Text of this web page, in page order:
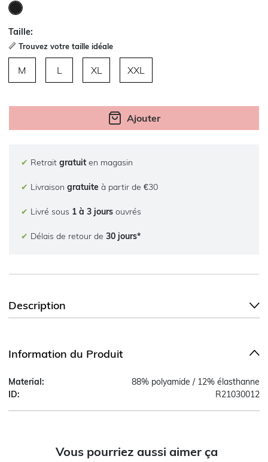
Taille:
Trouvez votre taille idéale
M L XL XXL
Ajouter
✔ Retrait gratuit en magasin
✔ Livraison gratuite à partir de €30
✔ Livré sous 1 à 3 jours ouvrés
✔ Délais de retour de 30 jours*
Description
Information du Produit
Material:
88% polyamide / 12% élasthanne
ID:
R21030012
Vous pourriez aussi aimer ça